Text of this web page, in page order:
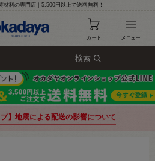
材料の専門店｜5,500円以上で送料無料！
検索
プ】地震による配送の影響について